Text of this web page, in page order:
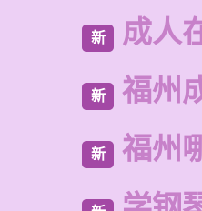
新 成人
新 福州
新 福州